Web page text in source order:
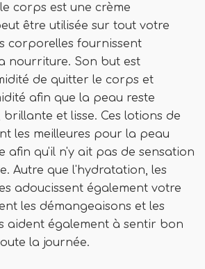
corps est une crème
être utilisée sur tout votre
corporelles fournissent
nourriture. Son but est
de quitter le corps et
afin que la peau reste
et lisse. Ces lotions de
les meilleures pour la peau
afin qu'il n'y ait pas de sensation
Autre que l'hydratation, les
adoucissent également votre
les démangeaisons et les
aident également à sentir bon
la journée.